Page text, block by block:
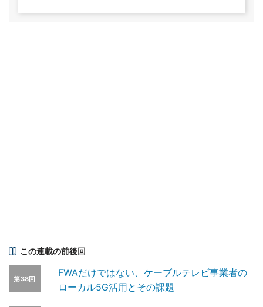
この連載の前後回
第38回
FWAだけではない、ケーブルテレビ事業者の
ローカル5G活用とその課題